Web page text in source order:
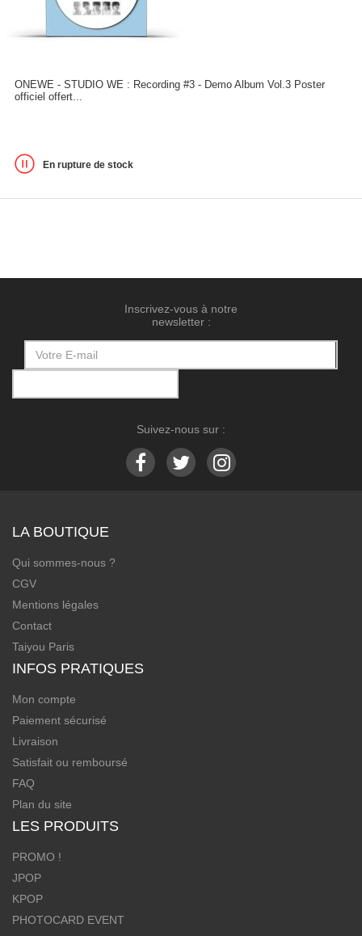
ONEWE - STUDIO WE : Recording #3 - Demo Album Vol.3 Poster
officiel offert...
En rupture de stock
Inscrivez-vous à notre
newsletter :
Suivez-nous sur :
LA BOUTIQUE
Qui sommes-nous ?
CGV
Mentions légales
Contact
Taiyou Paris
INFOS PRATIQUES
Mon compte
Paiement sécurisé
Livraison
Satisfait ou remboursé
FAQ
Plan du site
LES PRODUITS
PROMO !
JPOP
KPOP
PHOTOCARD EVENT